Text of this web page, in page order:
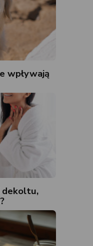
wpływają
dekoltu,